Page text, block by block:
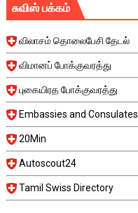
சுவிஸ் பக்கம்
விலாசம் தொலைபேசி தேடல்
விமானப் போக்குவரத்து
புகையிரத போக்குவரத்து
Embassies and Consulates
20Min
Autoscout24
Tamil Swiss Directory